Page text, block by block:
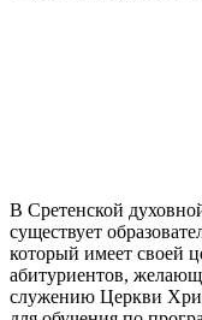
В Сретенской
существует
который имеет своей
абитуриентов,
служению Церкви